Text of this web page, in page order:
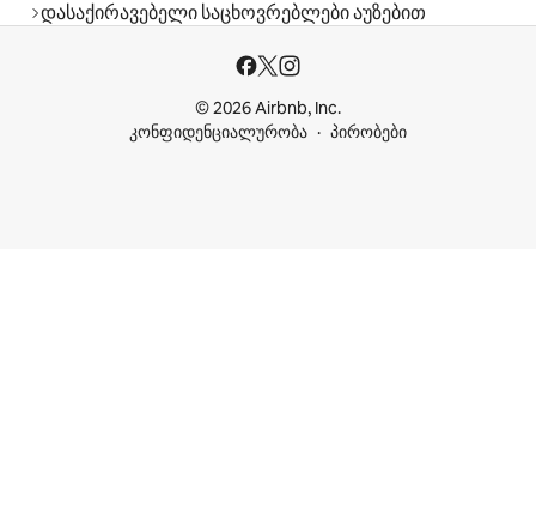
დასაქირავებელი საცხოვრებლები აუზებით
© 2026 Airbnb, Inc.
კონფიდენციალურობა
პირობები